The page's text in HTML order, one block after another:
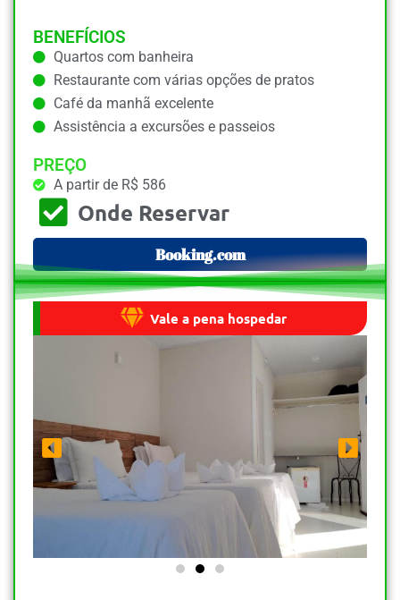
BENEFÍCIOS
Quartos com banheira
Restaurante com várias opções de pratos
Café da manhã excelente
Assistência a excursões e passeios
PREÇO
A partir de R$ 586
Onde Reservar
Booking.com
Vale a pena hospedar